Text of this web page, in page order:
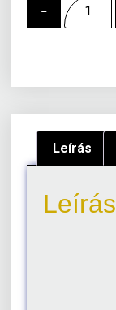
-
Leírás
Leírás